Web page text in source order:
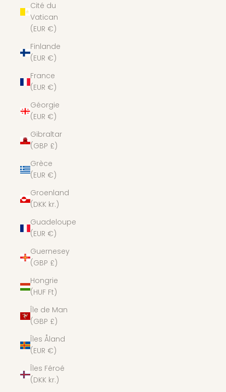
Cité du
Vatican
(EUR €)
Finlande
(EUR €)
France
(EUR €)
Géorgie
(EUR €)
Gibraltar
(GBP £)
Grèce
(EUR €)
Groenland
(DKK kr.)
Guadeloupe
(EUR €)
Guernesey
(GBP £)
Hongrie
(HUF Ft)
Île de Man
(GBP £)
Îles Åland
(EUR €)
Îles Féroé
(DKK kr.)